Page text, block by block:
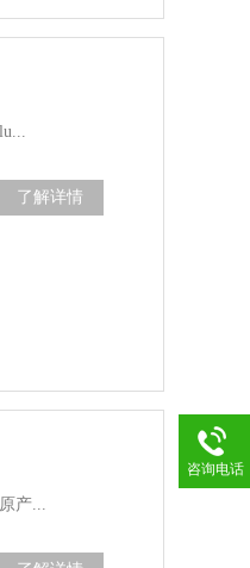
了解详情
产...
咨询电话